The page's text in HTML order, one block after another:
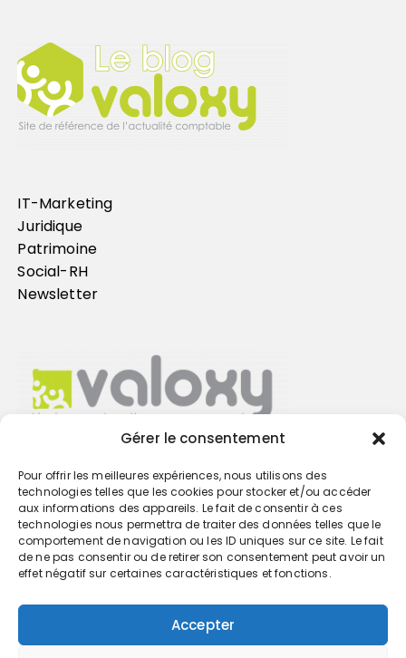
Gérer le consentement
Pour offrir les meilleures expériences, nous utilisons des
technologies telles que les cookies pour stocker et/ou accéder
aux informations des appareils. Le fait de consentir à ces
technologies nous permettra de traiter des données telles que le
comportement de navigation ou les ID uniques sur ce site. Le fait
de ne pas consentir ou de retirer son consentement peut avoir un
effet négatif sur certaines caractéristiques et fonctions.
Accepter
IT-Marketing
Juridique
Patrimoine
Social-RH
Newsletter
Trouvez votre cabinet
GO